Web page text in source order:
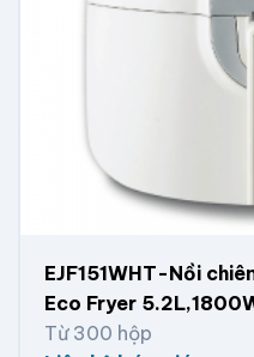
EJF151WHT-Nồi
Eco Fryer
Từ 300 hộp